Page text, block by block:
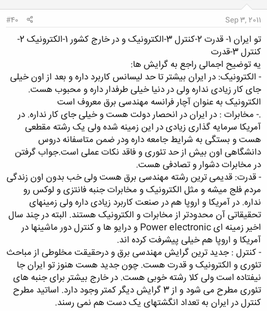
Sep 3, 2011
#40
تو ایران 1- قدرت 2-کنترل 3-الکترونیک و در خارج کشور 1-الکترونیک 2-
کنترل 3-قدرت
یه توضیح اجمالی راجع به گرایش ها:
- الکترونیک: در ایران بیشتر تا حد لیسانس کاربرد داره و بعد از اون خیلی
جای کار زیادی نداره ولی در دنیا خیلی طرفدار داره و محبوب هست.
الکترونیک به عنوان آچار فرانسه مهندسی برق معروف است
.- مخابرات : در ایران در انحصار دولت هست و خیلی جای کار نداره. در
آمریکا سرمایه گذاری زیادی در این زمینه شده ولی یک رشته مقطعی
هست و بستگی به شرایط جامعه داره ودر ضمن متاسفانه دروس
دانشگاهی اون بیش از حد تئوری و فاقد نکات عملی است.جواب گرفتن
در مخابرات دشوار و تصادفی هست.
- قدرت: قدیمی ترین رشته مهندسی برق هست ولی خب بدون اون زندگی
مردم فلج میشه و مثل الکترونیک و مخابرات جنبه فانتزی و لوکس رو
نداره. در آمریکا و اروپا هم در صنعت کاربرد زیادی داره ولی زمینهای
تحقیقاتی آن محدودتر از مخابرات و الکترونیک هستند. البته در چند سال
اخیر زمینه ای Power electronic و درایو ها و کنترل دور ماشینها در
آمریکا و اروپا هم خیلی پیشرفت کرده اند.
- کنترل : جدید ترین گرایش مهندسی برق و درحقیقت مخلوطی از مباحث
تئوری و الکترونیک و قدرت هست. چون جدید هست هنوز تو ایران جا
نیفتاده است ولی کلا رشته خوبی هست. در خارج بیشتر برای جنبه های
تئوری مطرح می شود و از 3 گرایش دیگر کمتر وجود دارد. اساتید مطرح
کنترل در ایران به تعداد انگشتهای یک دست هم نمی رسند.